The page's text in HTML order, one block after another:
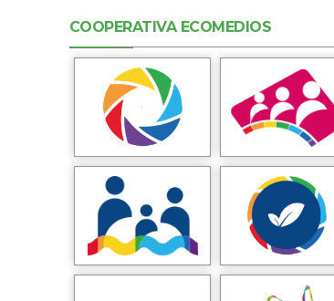
COOPERATIVA ECOMEDIOS